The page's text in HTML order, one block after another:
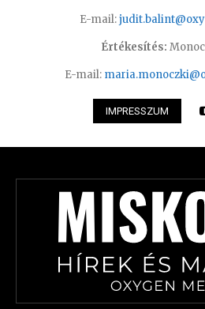
E-mail:
Értékesítés:
E-mail:
IMPRESSZUM